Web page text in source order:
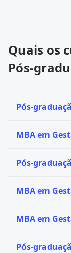
Quais os
Pós-
Pós-
MBA em
Pós-
MBA em
MBA em
Pós-